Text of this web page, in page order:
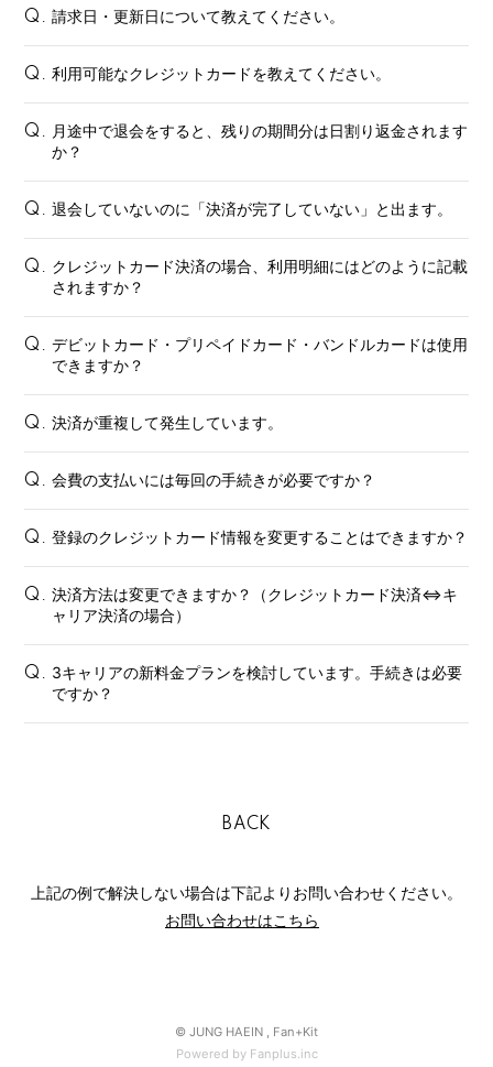
Member's Movie
from. HAEIN
Magazine
Wallpaper
Q. 請求日・更新日について教えてください。
Q. 利用可能なクレジットカードを教えてください。
Q. 月途中で退会をすると、残りの期間分は日割り返金されます
か？
Q. 退会していないのに「決済が完了していない」と出ます。
Q. クレジットカード決済の場合、利用明細にはどのように記載
されますか？
Q. デビットカード・プリペイドカード・バンドルカードは使用
できますか？
Q. 決済が重複して発生しています。
Q. 会費の支払いには毎回の手続きが必要ですか？
Q. 登録のクレジットカード情報を変更することはできますか？
Q. 決済方法は変更できますか？（クレジットカード決済⇔キ
ャリア決済の場合）
Q. 3キャリアの新料金プランを検討しています。手続きは必要
ですか？
BACK
上記の例で解決しない場合は下記よりお問い合わせください。
お問い合わせはこちら
© JUNG HAEIN , Fan+Kit
Powered by Fanplus.inc